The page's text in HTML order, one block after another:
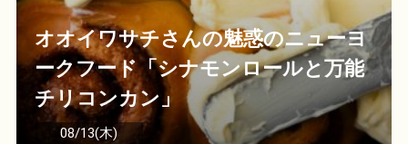
オオイワサチさんの魅惑のニューヨ
ークフード「シナモンロールと万能
チリコンカン」
08/13(木)